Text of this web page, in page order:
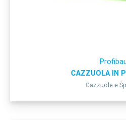
CAZZUOLA IN
Cazzuole e